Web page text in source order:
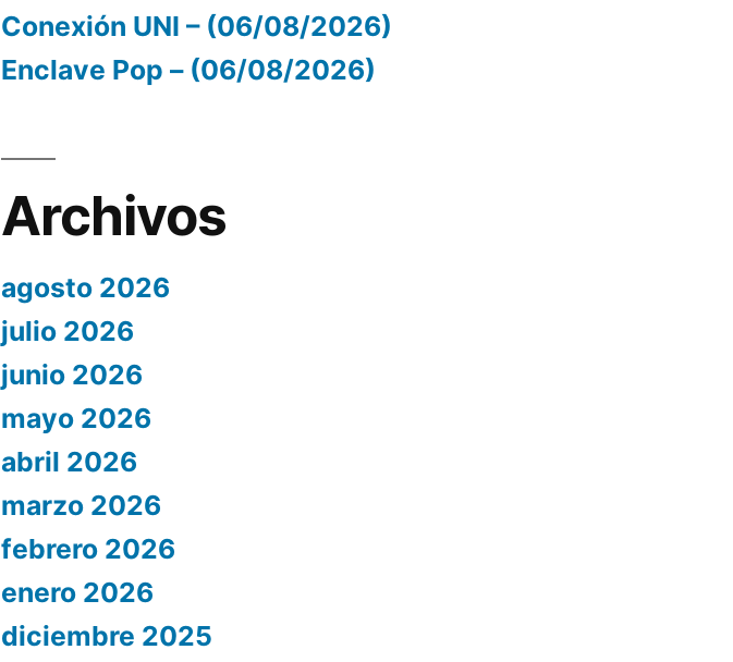
Conexión UNI – (06/08/2026)
Enclave Pop – (06/08/2026)
Archivos
agosto 2026
julio 2026
junio 2026
mayo 2026
abril 2026
marzo 2026
febrero 2026
enero 2026
diciembre 2025